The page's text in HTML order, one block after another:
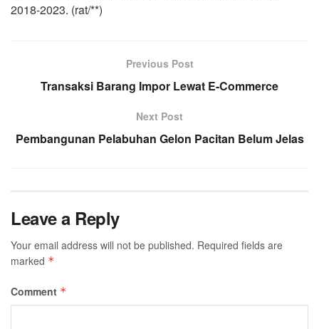
2018-2023. (rat/**)
Previous Post
Transaksi Barang Impor Lewat E-Commerce
Next Post
Pembangunan Pelabuhan Gelon Pacitan Belum Jelas
Leave a Reply
Your email address will not be published. Required fields are
marked *
Comment *